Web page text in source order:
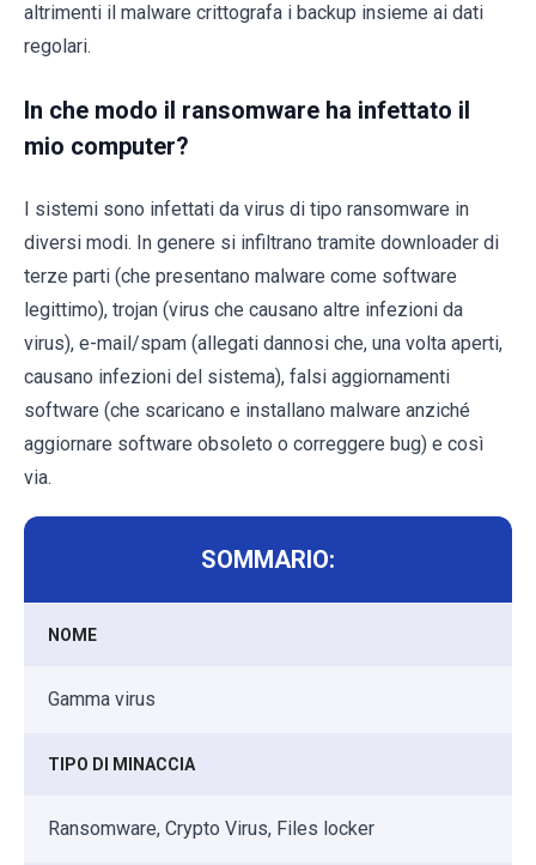
altrimenti il malware crittografa i backup insieme ai dati
regolari.
In che modo il ransomware ha infettato il
mio computer?
I sistemi sono infettati da virus di tipo ransomware in
diversi modi. In genere si infiltrano tramite downloader di
terze parti (che presentano malware come software
legittimo), trojan (virus che causano altre infezioni da
virus), e-mail/spam (allegati dannosi che, una volta aperti,
causano infezioni del sistema), falsi aggiornamenti
software (che scaricano e installano malware anziché
aggiornare software obsoleto o correggere bug) e così
via.
SOMMARIO:
NOME
Gamma virus
TIPO DI MINACCIA
Ransomware, Crypto Virus, Files locker